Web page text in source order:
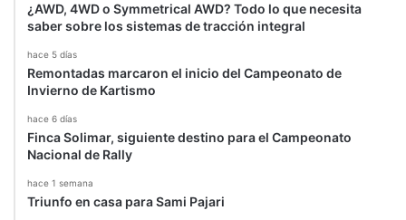
¿AWD, 4WD o Symmetrical AWD? Todo lo que necesita
saber sobre los sistemas de tracción integral
hace 5 días
Remontadas marcaron el inicio del Campeonato de
Invierno de Kartismo
hace 6 días
Finca Solimar, siguiente destino para el Campeonato
Nacional de Rally
hace 1 semana
Triunfo en casa para Sami Pajari